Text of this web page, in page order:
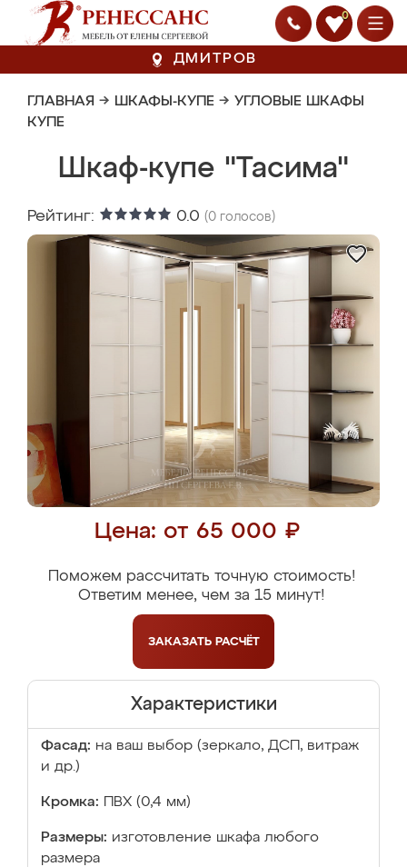
0
ДМИТРОВ
ГЛАВНАЯ → ШКАФЫ-КУПЕ → УГЛОВЫЕ ШКАФЫ
КУПЕ
Шкаф-купе "Тасима"
Рейтинг: 0.0 (0 голосов)
Цена: от 65 000 ₽
Поможем рассчитать точную стоимость!
Ответим менее, чем за 15 минут!
ЗАКАЗАТЬ РАСЧЁТ
Характеристики
Фасад: на ваш выбор (зеркало, ДСП, витраж
и др.)
Кромка: ПВХ (0,4 мм)
Размеры: изготовление шкафа любого
размера